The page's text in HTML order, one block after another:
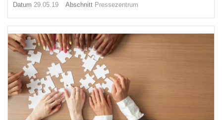
Datum 29.05.19 Abschnitt Pressezentrum